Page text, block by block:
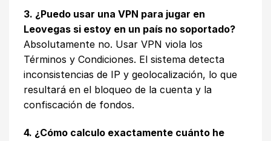
3. ¿Puedo usar una VPN para jugar en
Leovegas si estoy en un país no soportado?
Absolutamente no. Usar VPN viola los
Términos y Condiciones. El sistema detecta
inconsistencias de IP y geolocalización, lo que
resultará en el bloqueo de la cuenta y la
confiscación de fondos.
4. ¿Cómo calculo exactamente cuánto he